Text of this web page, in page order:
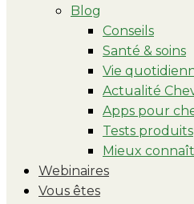
Blog
Conseils
Santé & soins
Vie
Actualité
Apps pour
Tests produits
Mieux
Webinaires
Vous êtes